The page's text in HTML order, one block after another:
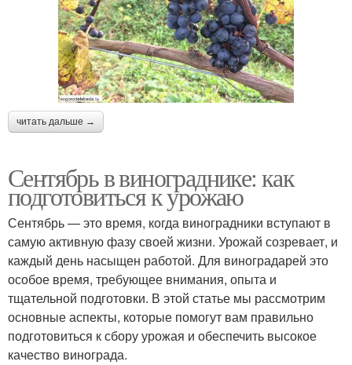
читать дальше →
Сентябрь в винограднике: как
подготовиться к урожаю
Сентябрь — это время, когда виноградники вступают в
самую активную фазу своей жизни. Урожай созревает, и
каждый день насыщен работой. Для виноградарей это
особое время, требующее внимания, опыта и
тщательной подготовки. В этой статье мы рассмотрим
основные аспекты, которые помогут вам правильно
подготовиться к сбору урожая и обеспечить высокое
качество винограда.